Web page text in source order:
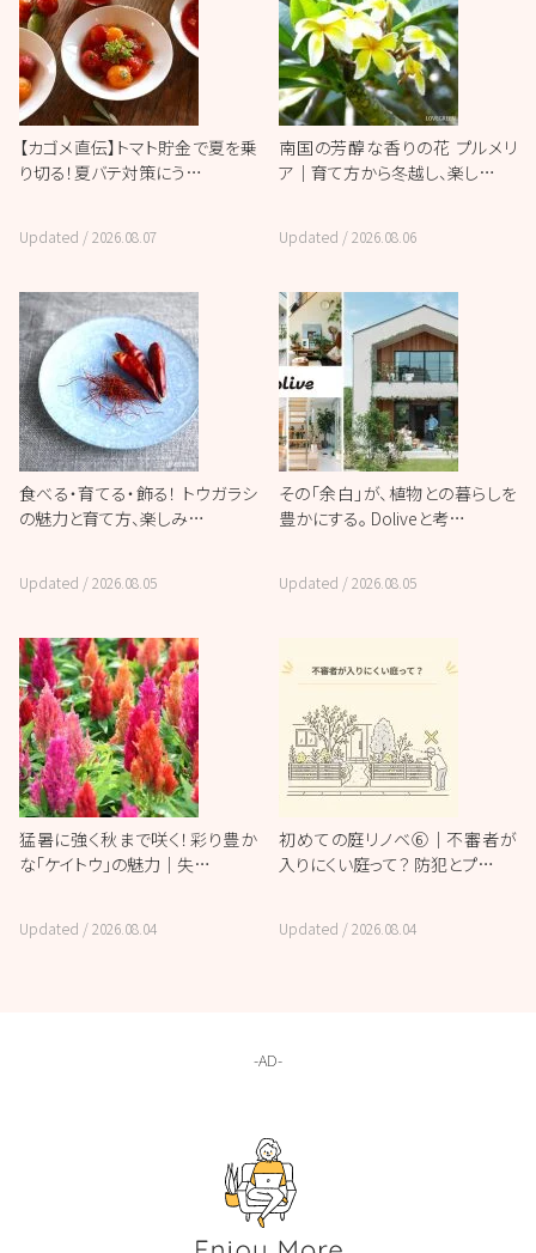
【カゴメ直伝】トマト貯金で夏を乗
り切る！夏バテ対策にう…
Updated /2026.08.07
南国の芳醇な香りの花 プルメリ
ア｜育て方から冬越し、楽し…
Updated /2026.08.06
食べる・育てる・飾る！ トウガラシ
の魅力と育て方、楽しみ…
Updated /2026.08.05
その「余白」が、植物との暮らしを
豊かにする。 Doliveと考…
Updated /2026.08.05
猛暑に強く秋まで咲く！彩り豊か
な「ケイトウ」の魅力｜失…
Updated /2026.08.04
初めての庭リノベ⑥｜不審者が
入りにくい庭って？ 防犯とプ…
Updated /2026.08.04